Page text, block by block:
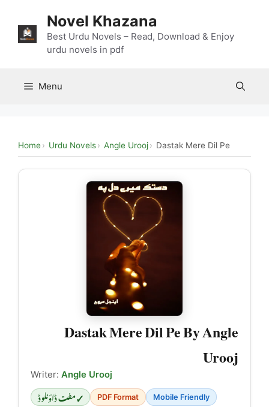
content
Novel Khazana
Best Urdu Novels – Read, Download & Enjoy
urdu novels in pdf
Menu
Home Urdu Novels Angle Urooj Dastak Mere Dil Pe
Dastak Mere Dil Pe By Angle
Urooj
Writer: Angle Urooj
✓ مفت ڈاؤنلوڈ PDF Format Mobile Friendly